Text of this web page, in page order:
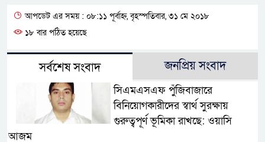
আপডেট এর সময় : ০৮:১১ পূর্বাহ্ন, বৃহস্পতিবার, ৩১ মে ২০১৮
১৮ বার পঠিত হয়েছে
সর্বশেষ সংবাদ জনপ্রিয় সংবাদ
সিএমএসএফ পুঁজিবাজারে
বিনিয়োগকারীদের স্বার্থ সুরক্ষায়
গুরুত্বপূর্ণ ভূমিকা রাখছে: ওয়াসি
আজম